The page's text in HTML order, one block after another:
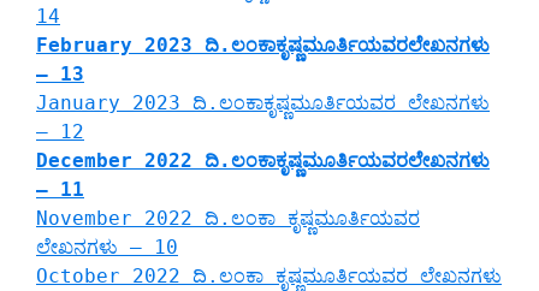
14
February 2023 ದಿ.ಲಂಕಾಕೃಷ್ಣಮೂರ್ತಿಯವರಲೇಖನಗಳು
– 13
January 2023 ದಿ.ಲಂಕಾಕೃಷ್ಣಮೂರ್ತಿಯವರ ಲೇಖನಗಳು
– 12
December 2022 ದಿ.ಲಂಕಾಕೃಷ್ಣಮೂರ್ತಿಯವರಲೇಖನಗಳು
– 11
November 2022 ದಿ.ಲಂಕಾ ಕೃಷ್ಣಮೂರ್ತಿಯವರ
ಲೇಖನಗಳು – 10
October 2022 ದಿ.ಲಂಕಾ ಕೃಷ್ಣಮೂರ್ತಿಯವರ ಲೇಖನಗಳು